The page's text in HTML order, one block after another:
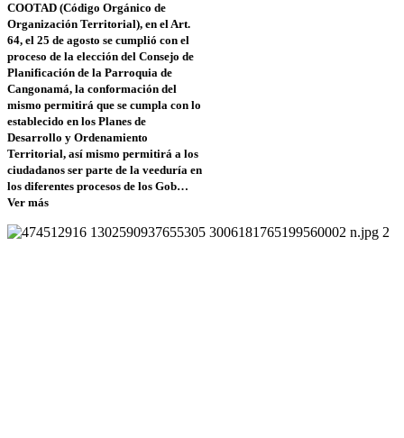
COOTAD (Código Orgánico de
Organización Territorial), en el Art.
64, el 25 de agosto se cumplió con el
proceso de la elección del Consejo de
Planificación de la Parroquia de
Cangonamá, la conformación del
mismo permitirá que se cumpla con lo
establecido en los Planes de
Desarrollo y Ordenamiento
Territorial, así mismo permitirá a los
ciudadanos ser parte de la veeduría en
los diferentes procesos de los Gob…
Ver más